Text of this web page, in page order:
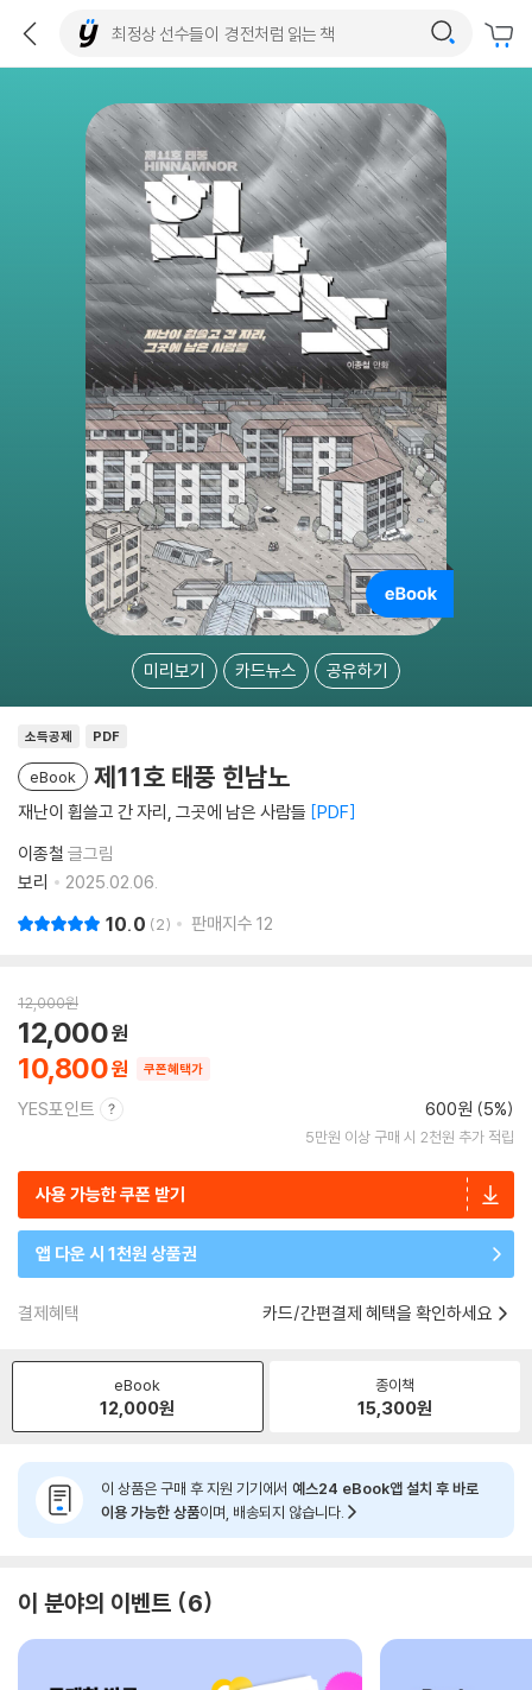
미리보기 카드뉴스 공유하기
소득공제 PDF
eBook 제11호 태풍 힌남노
재난이 휩쓸고 간 자리, 그곳에 남은 사람들 PDF
이종철 글그림
보리
2025.02.06.
10.0 2 판매지수 12
12,000원
10,800
12,000
쿠폰혜택가
YES포인트 600원 (5%)
5만원 이상 구매 시 2천원 추가 적립
사용 가능한 쿠폰 받기
앱 다운 시 1천원 상품권
결제혜택 카드/간편결제 혜택을 확인하세요
eBook
12,000원
종이책
15,300원
이 상품은 구매 후 지원 기기에서 예스24 eBook앱 설치 후 바로
이용 가능한 상품이며, 배송되지 않습니다.
이 분야의 이벤트 6